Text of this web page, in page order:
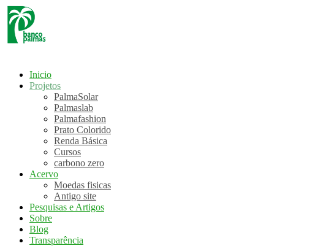
Inicio
Projetos
PalmaSolar
Palmaslab
Palmafashion
Prato Colorido
Renda Básica
Cursos
carbono zero
Acervo
Moedas fisicas
Antigo site
Pesquisas e Artigos
Sobre
Blog
Transparência